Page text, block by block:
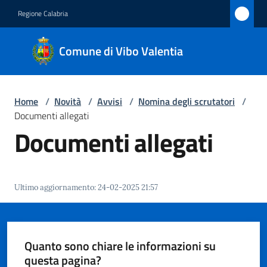
Regione Calabria
Comune di Vibo Valentia
Comune
di Vibo
Valentia
Servizi
Vivere
Vibo
Valentia
Home / Novità / Avvisi / Nomina degli scrutatori /
Documenti allegati
Documenti allegati
Ultimo aggiornamento:24-02-2025 21:57
Quanto sono chiare le informazioni su
questa pagina?